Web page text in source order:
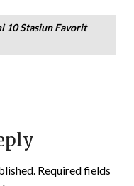
10 Stasiun Favorit
Required fields